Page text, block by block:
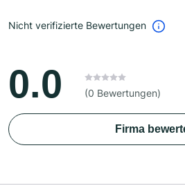
Nicht verifizierte Bewertungen
0.0 (0 Bewertungen)
Firma